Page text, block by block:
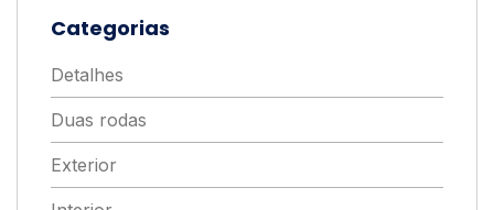
Categorias
Detalhes
Duas rodas
Exterior